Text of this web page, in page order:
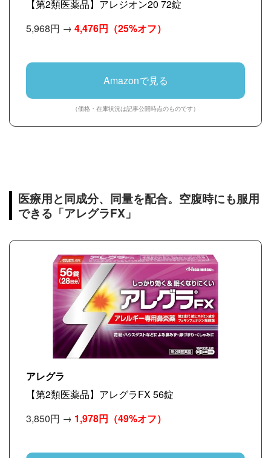
【第2類医薬品】アレジオン20 72錠
5,968円 → 4,476円 （25%オフ）
Amazonで見る
（価格・在庫状況は記事公開時点のものです）
医療用と同成分、同量を配合。空腹時にも服用
できる「アレグラFX」
アレグラ
【第2類医薬品】アレグラFX 56錠
3,850円 → 1,978円 （49%オフ）